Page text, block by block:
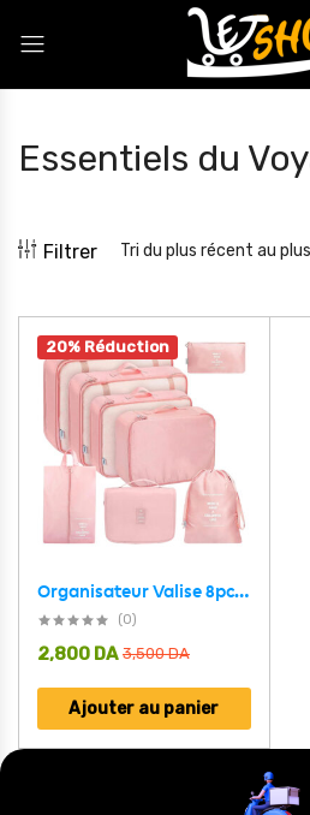
Essentiels du
Filtrer Tri du plus récent au
20% Réduction
Organisateur Valise 8pcs Sac Rangement et Les Essentiels du Voyage
(0)
3,500DA
2,800 DA
Ajouter au panier